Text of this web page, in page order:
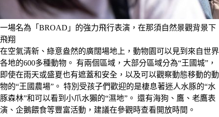
一場名為「BROAD」的強力飛行表演，在那須自然景觀背景下
飛翔
在空氣清新、綠意盎然的廣闊場地上，動物園可以見到來自世界
各地的600多種動物。 有兩個區域，大部分區域分為“王國城”，
即使在雨天或盛夏也有遮蓋和安全，以及可以觀察動態移動的動
物的“王國農場”。 特別受孩子們歡迎的是棲息著迷人水豚的“水
豚森林”和可以看到小爪水獺的“濕地”。 還有海狗、鷹、老鷹表
演、企鵝餵食等豐富活動，建議在參觀時查看開放時間。